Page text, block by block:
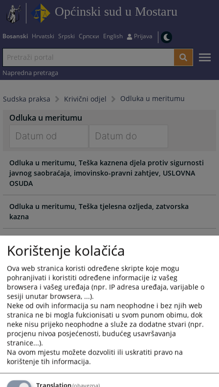
Općinski sud u Mostaru
Bosanski Hrvatski Srpski Српски English Prijava
Napredna pretraga
Sudska praksa Krivični odjel Odluka u meritumu
Odluka u meritumu
forward
to
interact
with
the
calendar
and
select
a
Press
the
question
mark
key
to
get
the
keyboard
shortcuts
for
forward
to
with
the
and
select
a
Press
the
question
mark
key
to
get
keyboard
Odluka u meritumu, Teška kaznena djela protiv sigurnosti
javnog saobraćaja, imovinsko-pravni zahtjev, USLOVNA
OSUDA
Odluka u meritumu, Teška tjelesna ozljeda, zatvorska
kazna
Korištenje kolačića
Ova web stranica koristi određene skripte koje mogu
pohranjivati i koristiti određene informacije iz vašeg
browsera i vašeg uređaja (npr. IP adresa uređaja, varijable o
sesiji unutar browsera, ...).
Neke od ovih informacija su nam neophodne i bez njih web
stranica ne bi mogla fukcionisati u svom punom obimu, dok
neke nisu prijeko neophodne a služe za dodatne stvari (npr.
procjenu nivoa posjećenosti, budućeg usavršavanja
stranice...).
Na ovom mjestu možete dozvoliti ili uskratiti pravo na
korištenje tih informacija.
(obavezna)